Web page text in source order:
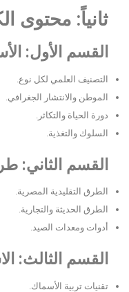
ثانياً: محتوى
القسم الأول:
التصنيف العلمي لكل نوع.
الموطن والانتشار الجغرافي.
دورة الحياة والتكاثر.
السلوك والتغذية.
القسم الثاني:
الطرق التقليدية المصرية.
الطرق الحديثة والتجارية.
أدوات ومعدات الصيد.
القسم الثالث:
تقنيات تربية الأسماك.